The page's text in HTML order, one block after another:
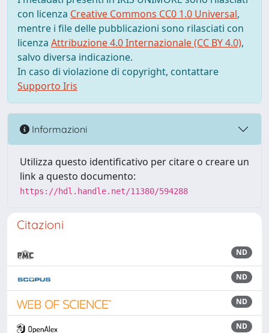
con licenza Creative Commons CC0 1.0 Universal,
mentre i file delle pubblicazioni sono rilasciati con
licenza Attribuzione 4.0 Internazionale (CC BY 4.0),
salvo diversa indicazione.
In caso di violazione di copyright, contattare
Supporto Iris
Informazioni
Utilizza questo identificativo per citare o creare un
link a questo documento:
https://hdl.handle.net/11380/594288
Citazioni
ND
ND
ND
ND